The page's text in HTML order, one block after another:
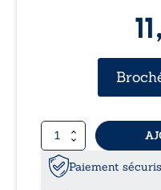
quantité
de
Épopée
bleue
Paiement